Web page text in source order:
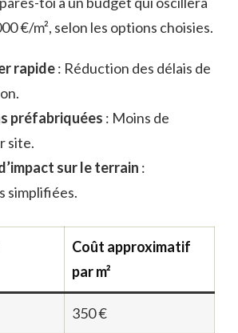
€/m², selon les options choisies.
rapide: Réduction des délais de
préfabriquées : Moins de
site.
sur le terrain :
simplifiées.
Coût approximatif
par m²
350 €